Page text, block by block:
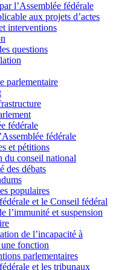
l’Assemblée fédérale
aux projets d’actes
interventions
questions
parlementaire
fédérale
fédérale
et pétitions
du conseil national
des débats
populaires
et le Conseil fédéral
l’immunité et suspension
de l’incapacité à
fonction
parlementaires
et les tribunaux